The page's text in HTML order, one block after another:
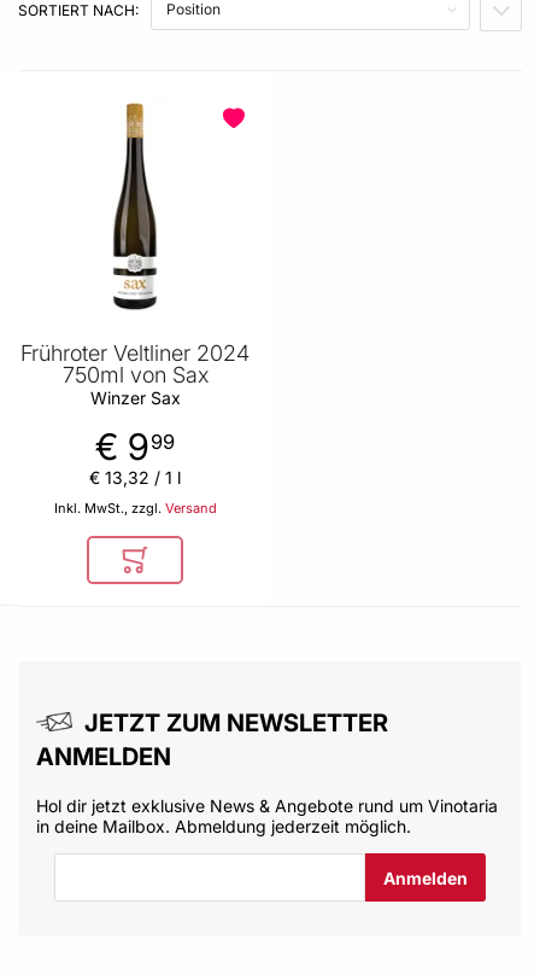
SORTIERT NACH: IN
Frühroter Veltliner 2024
750ml von Sax
Winzer Sax
€ 999
Inkl. MwSt., zzgl. Versand
€ 13,32 / 1 l
In den Warenkorb
JETZT ZUM NEWSLETTER
ANMELDEN
Hol dir jetzt exklusive News & Angebote rund um Vinotaria
in deine Mailbox. Abmeldung jederzeit möglich.
E-Mail-Adresse